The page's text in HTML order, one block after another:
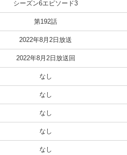
シーズン6エピソード3
第192話
2022年8月2日放送
2022年8月2日放送回
なし
なし
なし
なし
なし